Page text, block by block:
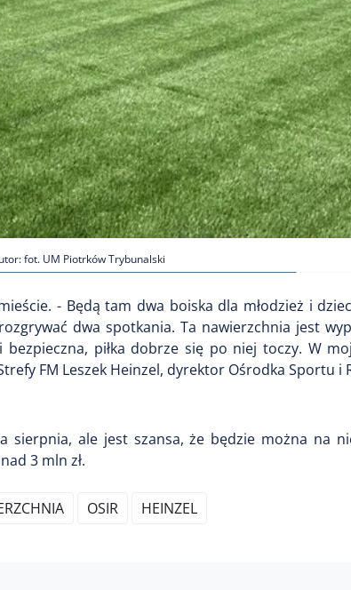
fot. UM Piotrków Trybunalski
- Będą tam dwa boiska dla młodzież i
dwa spotkania. Ta nawierzchnia jest
piłka dobrze się po niej toczy. W
FM Leszek Heinzel, dyrektor Ośrodka Sportu i
ale jest szansa, że będzie można na
3 mln zł.
OSIR HEINZEL